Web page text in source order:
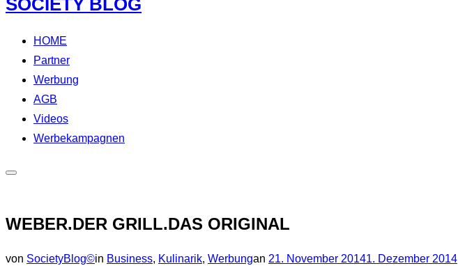
Inhalt
springen
SOCIETY BLOG
HOME
Partner
Werbung
AGB
Videos
Werbekampagnen
Navigation
WEBER.DER GRILL.DAS ORIGINAL
von SocietyBlog©in Business, Kulinarik, Werbungan Veröffentlicht
21. November 20141. Dezember 2014